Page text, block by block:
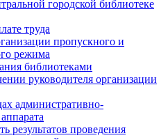
городской библиотеке
труда
пропускного и
режима
библиотеками
руководителя организации
административно-
результатов проведения